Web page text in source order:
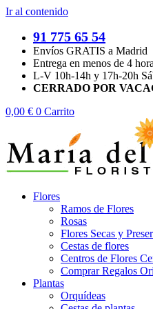
Ir al contenido
91 775 65 54
Envíos GRATIS a Madrid
Entrega en menos de 4
L-V 10h-14h y 17h-20h
CERRADO POR
0,00 € 0 Carrito
Flores
Ramos de Flores
Rosas
Flores Secas y
Cestas de flores
Centros de Flores
Comprar Regalos
Plantas
Orquídeas